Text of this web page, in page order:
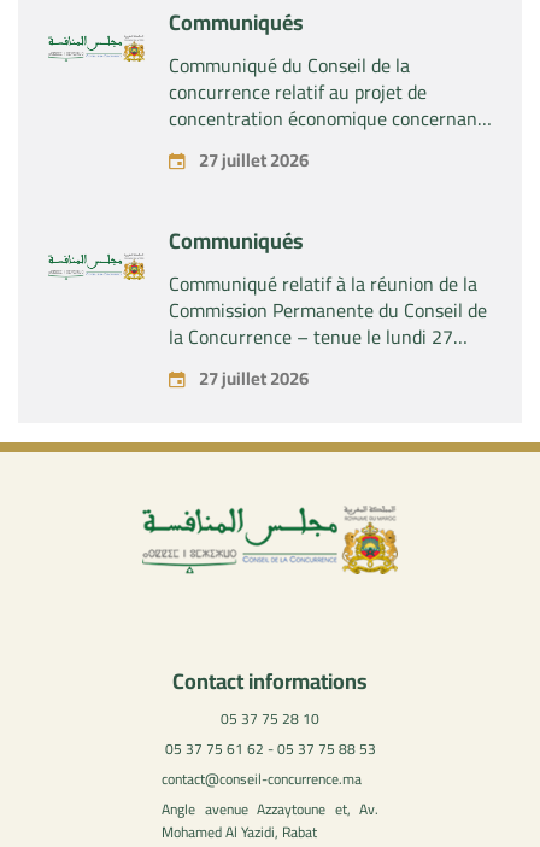
Communiqués
Communiqué du Conseil de la
concurrence relatif au projet de
concentration économique concernant
la prise par la société « Fives SAS » du
contrôle exclusif de la société « Aries
27 juillet 2026
Communiqués
Communiqué relatif à la réunion de la
Commission Permanente du Conseil de
la Concurrence – tenue le lundi 27
juillet 2026
27 juillet 2026
Contact informations
05 37 75 28 10
05 37 75 61 62 - 05 37 75 88 53
contact@conseil-concurrence.ma
Angle avenue Azzaytoune et, Av.
Mohamed Al Yazidi, Rabat